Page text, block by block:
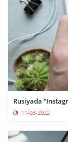
Rusiyada
11-03-2022